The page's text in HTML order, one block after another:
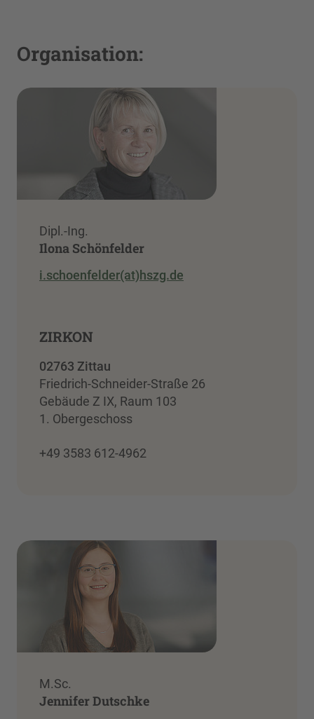
Organisation:
Dipl.-Ing.
Ilona Schönfelder
i.schoenfelder(at)hszg.de
ZIRKON
02763 Zittau
Friedrich-Schneider-Straße 26
Gebäude Z IX, Raum 103
1. Obergeschoss
+49 3583 612-4962
M.Sc.
Jennifer Dutschke